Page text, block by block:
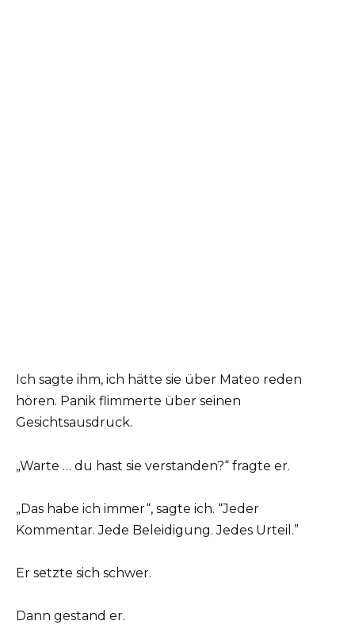
Ich sagte ihm, ich hätte sie über Mateo reden
hören. Panik flimmerte über seinen
Gesichtsausdruck.
„Warte … du hast sie verstanden?“ fragte er.
„Das habe ich immer“, sagte ich. “Jeder
Kommentar. Jede Beleidigung. Jedes Urteil.”
Er setzte sich schwer.
Dann gestand er.